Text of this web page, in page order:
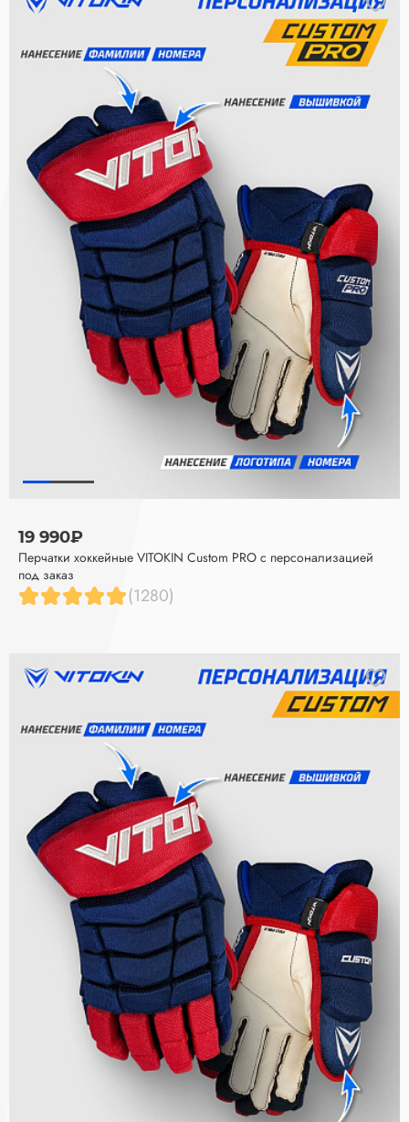
19 990₽
Перчатки хоккейные VITOKIN Custom PRO с персонализацией
под заказ
(1280)